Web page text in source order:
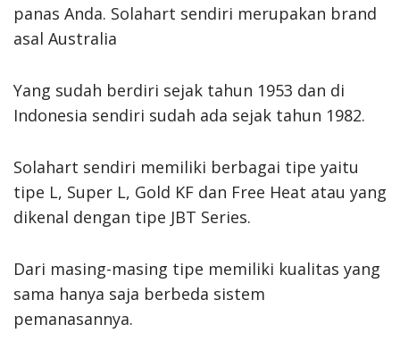
panas Anda. Solahart sendiri merupakan brand
asal Australia
Yang sudah berdiri sejak tahun 1953 dan di
Indonesia sendiri sudah ada sejak tahun 1982.
Solahart sendiri memiliki berbagai tipe yaitu
tipe L, Super L, Gold KF dan Free Heat atau yang
dikenal dengan tipe JBT Series.
Dari masing-masing tipe memiliki kualitas yang
sama hanya saja berbeda sistem
pemanasannya.